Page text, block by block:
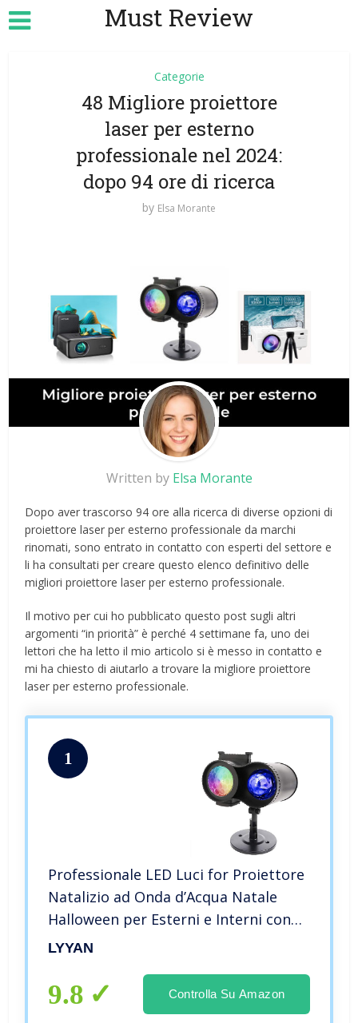
Must Review
Categorie
48 Migliore proiettore
laser per esterno
professionale nel 2024:
dopo 94 ore di ricerca
by Elsa Morante
Written by Elsa Morante
Dopo aver trascorso 94 ore alla ricerca di diverse opzioni di
proiettore laser per esterno professionale da marchi
rinomati, sono entrato in contatto con esperti del settore e
li ha consultati per creare questo elenco definitivo delle
migliori proiettore laser per esterno professionale.
Il motivo per cui ho pubblicato questo post sugli altri
argomenti “in priorità” è perché 4 settimane fa, uno dei
lettori che ha letto il mio articolo si è messo in contatto e
mi ha chiesto di aiutarlo a trovare la migliore proiettore
laser per esterno professionale.
1
Professionale LED Luci for Proiettore
Natalizio ad Onda d’Acqua Natale
Halloween per Esterni e Interni con
12 Lenti Intercambiabili Wireless
Compleanno Divertimento
LYYAN
9.8 Controlla Su Amazon